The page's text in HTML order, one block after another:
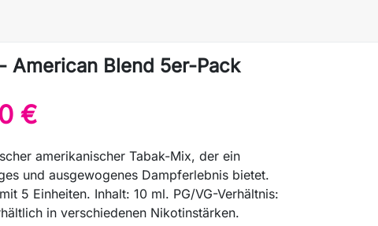
American Blend 5er-Pack
€
amerikanischer Tabak-Mix, der ein
und ausgewogenes Dampferlebnis bietet.
5 Einheiten. Inhalt: 10 ml. PG/VG-Verhältnis:
in verschiedenen Nikotinstärken.